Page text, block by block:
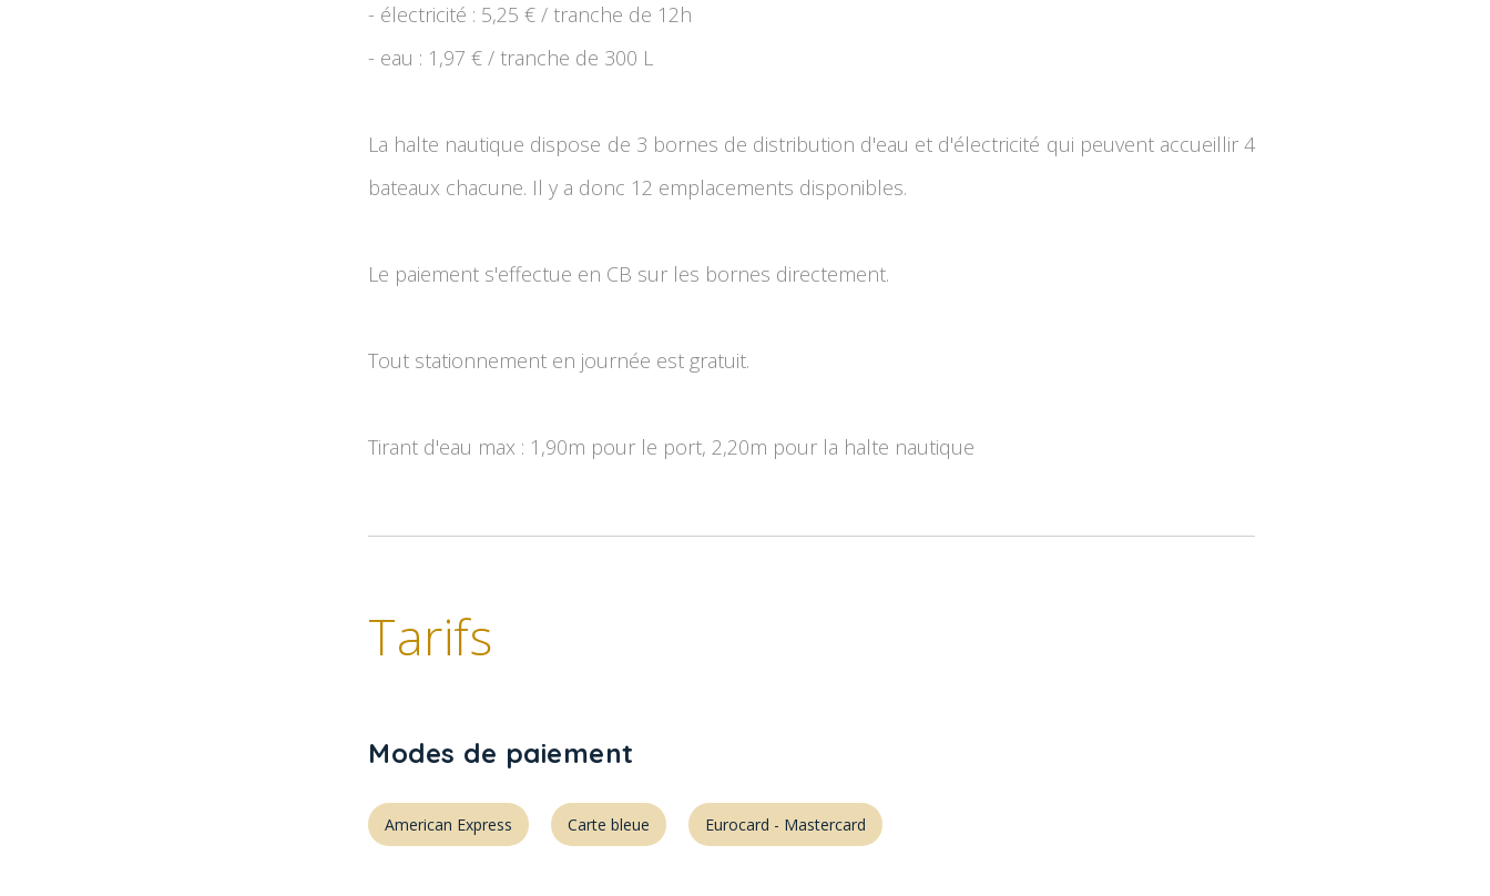
- électricité : 5,25 € / tranche de 12h
- eau : 1,97 € / tranche de 300 L
La halte nautique dispose de 3 bornes de distribution d'eau et d'électricité qui peuvent accueillir 4
bateaux chacune. Il y a donc 12 emplacements disponibles.
Le paiement s'effectue en CB sur les bornes directement.
Tout stationnement en journée est gratuit.
Tirant d'eau max : 1,90m pour le port, 2,20m pour la halte nautique
Tarifs
Modes de paiement
American Express Carte bleue Eurocard - Mastercard